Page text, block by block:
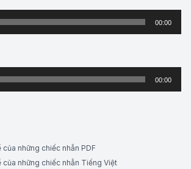
00:00
00:00
những chiếc nhẫn PDF
những chiếc nhẫn Tiếng Việt